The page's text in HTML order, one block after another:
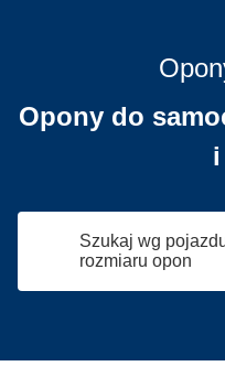
Opony do
i
Szukaj wg
rozmiaru opon